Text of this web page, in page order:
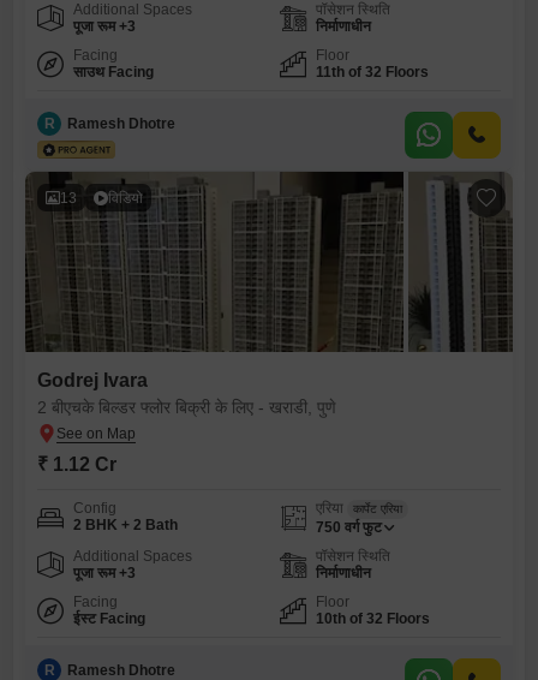
Additional Spaces
पूजा रूम +3
पॉसेशन स्थिति
निर्माणाधीन
Facing
साउथ Facing
Floor
11th of 32 Floors
R Ramesh Dhotre
13 विडियो
Godrej Ivara
2 बीएचके बिल्डर फ्लोर बिक्री के लिए - खराडी, पुणे
₹ 1.12 Cr
Config
2 BHK + 2 Bath
एरिया कार्पेट एरिया
750 वर्ग फुट
Additional Spaces
पूजा रूम +3
पॉसेशन स्थिति
निर्माणाधीन
Facing
ईस्ट Facing
Floor
10th of 32 Floors
R Ramesh Dhotre